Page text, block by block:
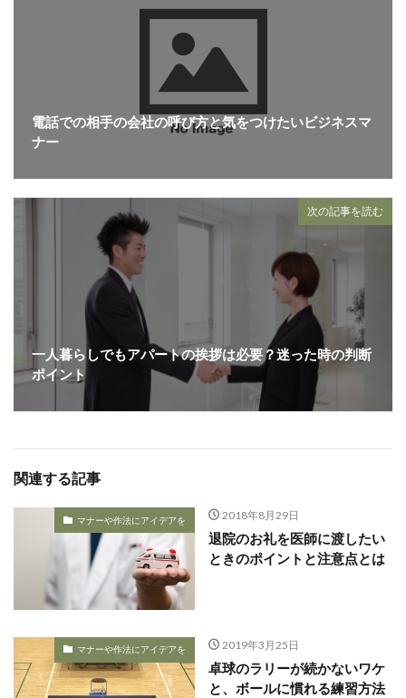
電話での相手の会社の呼び方と気をつけたいビジネスマ
ナー
次の記事を読む
一人暮らしでもアパートの挨拶は必要？迷った時の判断
ポイント
関連する記事
マナーや作法にアイデアを 2018年8月29日
退院のお礼を医師に渡したい
ときのポイントと注意点とは
マナーや作法にアイデアを 2019年3月25日
卓球のラリーが続かないワケ
と、ボールに慣れる練習方法